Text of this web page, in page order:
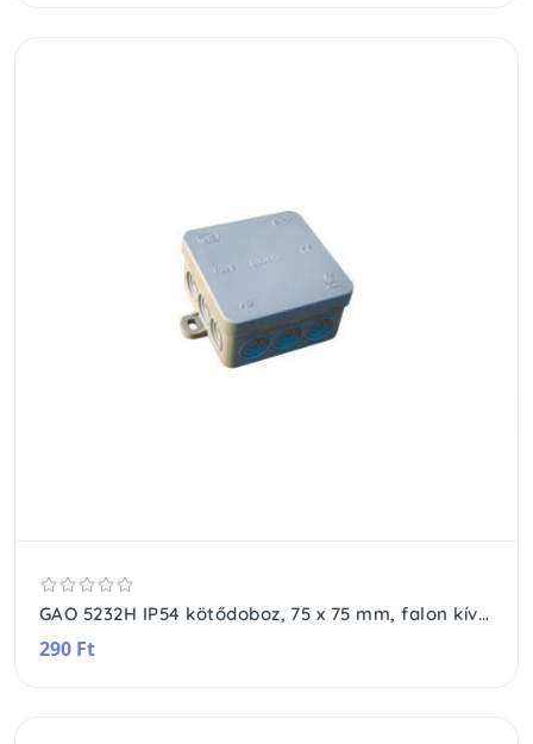
GAO 5232H IP54 kötődoboz, 75 x 75 mm, falon kívüli, vízmentes, szürke
290 Ft